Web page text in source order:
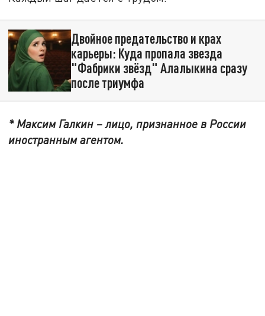
Двойное предательство и крах
карьеры: Куда пропала звезда
"Фабрики звёзд" Алалыкина сразу
после триумфа
* Максим Галкин – лицо, признанное в России
иностранным агентом.